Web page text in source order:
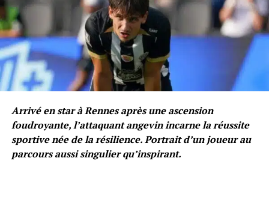
Arrivé en star à Rennes après une ascension
foudroyante, l’attaquant angevin incarne la réussite
sportive née de la résilience. Portrait d’un joueur au
parcours aussi singulier qu’inspirant.